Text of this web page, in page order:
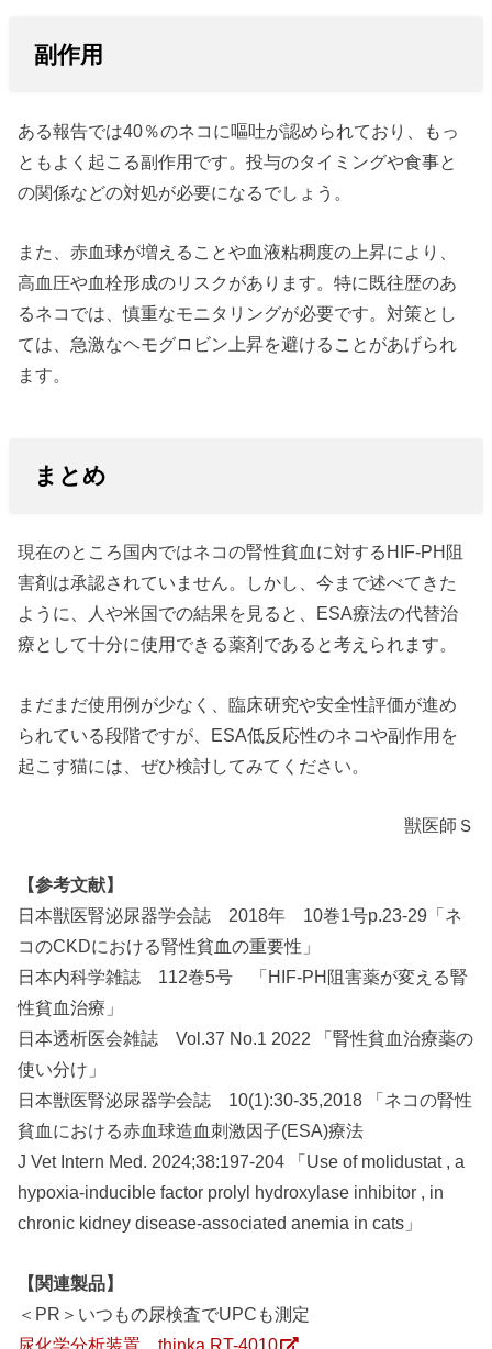
副作用
ある報告では40％のネコに嘔吐が認められており、もっ
ともよく起こる副作用です。投与のタイミングや食事と
の関係などの対処が必要になるでしょう。
また、赤血球が増えることや血液粘稠度の上昇により、
高血圧や血栓形成のリスクがあります。特に既往歴のあ
るネコでは、慎重なモニタリングが必要です。対策とし
ては、急激なヘモグロビン上昇を避けることがあげられ
ます。
まとめ
現在のところ国内ではネコの腎性貧血に対するHIF-PH阻
害剤は承認されていません。しかし、今まで述べてきた
ように、人や米国での結果を見ると、ESA療法の代替治
療として十分に使用できる薬剤であると考えられます。
まだまだ使用例が少なく、臨床研究や安全性評価が進め
られている段階ですが、ESA低反応性のネコや副作用を
起こす猫には、ぜひ検討してみてください。
獣医師Ｓ
【参考文献】
日本獣医腎泌尿器学会誌 2018年 10巻1号p.23-29「ネ
コのCKDにおける腎性貧血の重要性」
日本内科学雑誌 112巻5号 「HIF-PH阻害薬が変える腎
性貧血治療」
日本透析医会雑誌 Vol.37 No.1 2022 「腎性貧血治療薬の
使い分け」
日本獣医腎泌尿器学会誌 10(1):30-35,2018 「ネコの腎性
貧血における赤血球造血刺激因子(ESA)療法
J Vet Intern Med. 2024;38:197-204 「Use of molidustat , a
hypoxia-inducible factor prolyl hydroxylase inhibitor , in
chronic kidney disease-associated anemia in cats」
【関連製品】
＜PR＞いつもの尿検査でUPCも測定
尿化学分析装置 thinka RT-4010